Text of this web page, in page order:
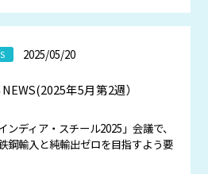
2025/05/20
年5月第2週）
ディア・スチール2025」会議で、
鋼輸入と純輸出ゼロを目指すよう要